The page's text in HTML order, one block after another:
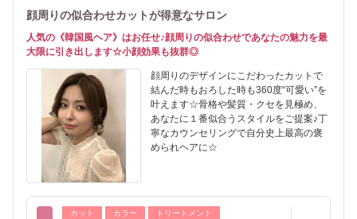
顔周りの似合わせカットが得意なサロン
人気の《韓国風ヘア》はお任せ♪顔周りの似合わせであなたの魅力を最
大限に引き出します☆小顔効果も抜群◎
顔周りのデザインにこだわったカットで
結んだ時もおろした時も360度“可愛い”を
叶えます☆骨格や髪質・クセを見極め、
あなたに１番似合うスタイルをご提案♪丁
寧なカウンセリングで自分史上最高の褒
められヘアに☆
カット カラー トリートメント